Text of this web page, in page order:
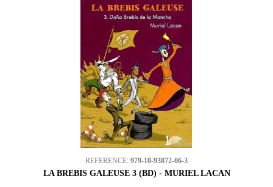
REFERENCE: 979-10-93872-06-3
LA BREBIS GALEUSE 3 (BD) - MURIEL LACAN